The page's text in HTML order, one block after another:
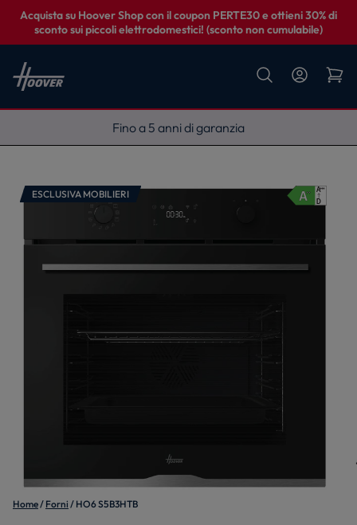
Acquista su Hoover Shop con il coupon PERTE30 e ottieni 30% di
sconto sui piccoli elettrodomestici! (sconto non cumulabile)
Fino a 5 anni di garanzia
ESCLUSIVA MOBILIERI
Home Forni HO6 S5B3HTB